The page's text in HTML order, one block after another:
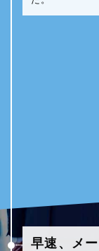
早速、メ